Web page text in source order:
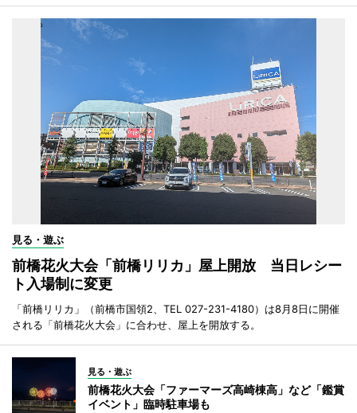
見る・遊ぶ
前橋花火大会「前橋リリカ」屋上開放 当日レシー
ト入場制に変更
「前橋リリカ」（前橋市国領2、TEL 027-231-4180）は8月8日に開催
される「前橋花火大会」に合わせ、屋上を開放する。
見る・遊ぶ
前橋花火大会「ファーマーズ高崎棟高」など「鑑賞
イベント」臨時駐車場も